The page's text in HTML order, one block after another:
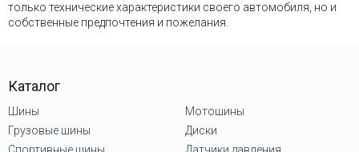
только технические характеристики своего автомобиля, но и
собственные предпочтения и пожелания.
Каталог
Шины
Грузовые шины
Спортивные шины
Мотошины
Диски
Датчики давления